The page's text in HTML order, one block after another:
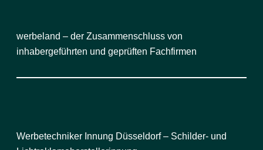
werbeland – der Zusammenschluss von
inhabergeführten und geprüften Fachfirmen
Werbetechniker Innung Düsseldorf – Schilder- und